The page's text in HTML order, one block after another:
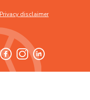
Privacy disclaimer